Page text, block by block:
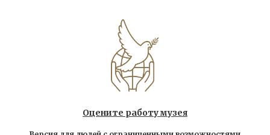
Оцените работу музея